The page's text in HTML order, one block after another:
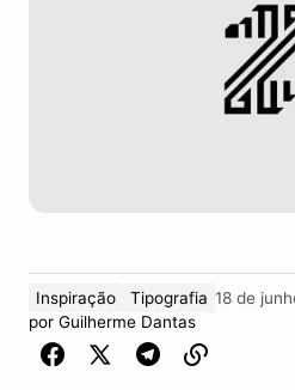
Inspiração Tipografia 18 de
por Guilherme Dantas